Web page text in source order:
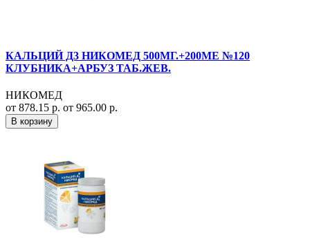
КАЛЬЦИЙ Д3 НИКОМЕД 500МГ.+200МЕ №120
КЛУБНИКА+АРБУЗ ТАБ.ЖЕВ.
НИКОМЕД
от 878.15 р. от 965.00 р.
В корзину